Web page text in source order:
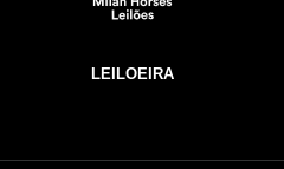
LEILOEIRA